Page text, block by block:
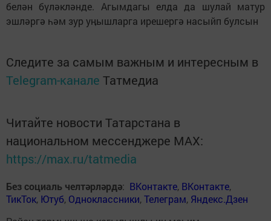
белән бүләкләнде. Агымдагы елда да шулай матур
эшләргә һәм зур уӊышларга ирешергә насыйп булсын
Следите за самым важным и интересным в
Telegram-канале Татмедиа
Читайте новости Татарстана в
национальном мессенджере MАХ:
https://max.ru/tatmedia
Без социаль челтәрләрдә: ВКонтакте, ВКонтакте,
ТикТок, Ютуб, Одноклассники,Телеграм, Яндекс.Дзен